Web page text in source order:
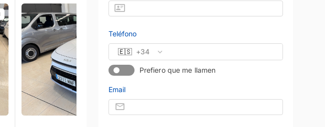
Teléfono
🇪🇸 +34
Prefiero que me llamen
Email